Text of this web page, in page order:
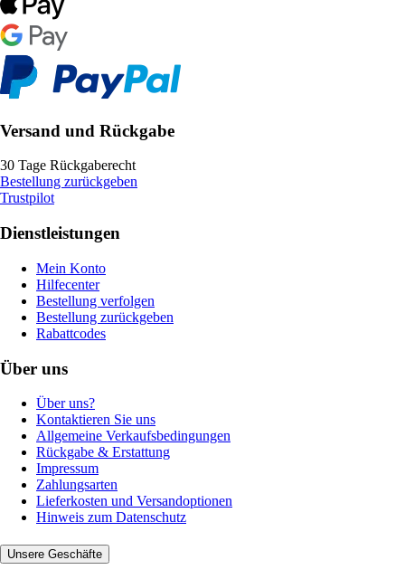
Versand und Rückgabe
30 Tage Rückgaberecht
Bestellung zurückgeben
Trustpilot
Dienstleistungen
Mein Konto
Hilfecenter
Bestellung verfolgen
Bestellung zurückgeben
Rabattcodes
Über uns
Über uns?
Kontaktieren Sie uns
Allgemeine Verkaufsbedingungen
Rückgabe & Erstattung
Impressum
Zahlungsarten
Lieferkosten und Versandoptionen
Hinweis zum Datenschutz
Unsere Geschäfte